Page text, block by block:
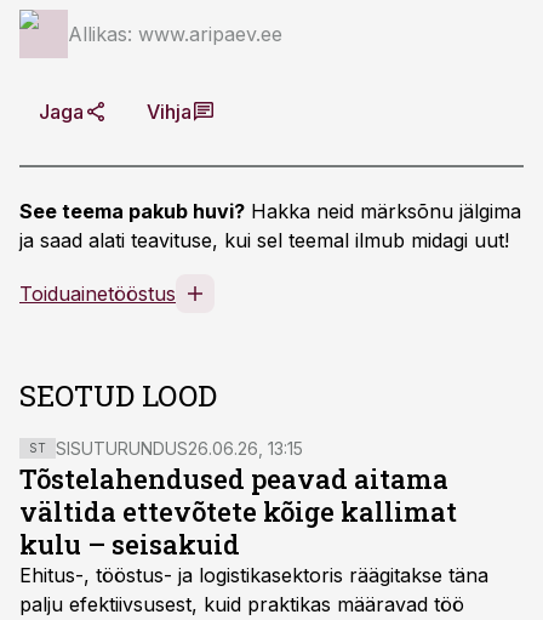
Allikas: www.aripaev.ee
Jaga Vihja
See teema pakub huvi? Hakka neid märksõnu jälgima
ja saad alati teavituse, kui sel teemal ilmub midagi uut!
Toiduainetööstus
SEOTUD LOOD
ST SISUTURUNDUS26.06.26, 13:15
Tõstelahendused peavad aitama
vältida ettevõtete kõige kallimat
kulu – seisakuid
Ehitus-, tööstus- ja logistikasektoris räägitakse täna
palju efektiivsusest, kuid praktikas määravad töö